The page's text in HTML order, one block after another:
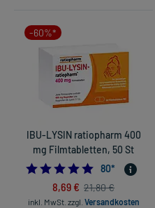
-60%*
IBU-LYSIN ratiopharm 400
mg Filmtabletten, 50 St
4.925
80*
8,69 € 21,80 €
inkl. MwSt. zzgl. Versandkosten